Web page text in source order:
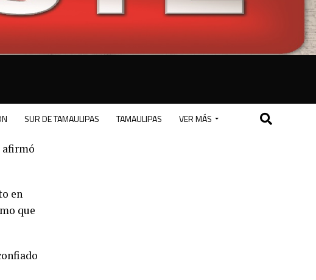
SUR DE TAMAULIPAS TAMAULIPAS VER MÁS
afirmó
en
que